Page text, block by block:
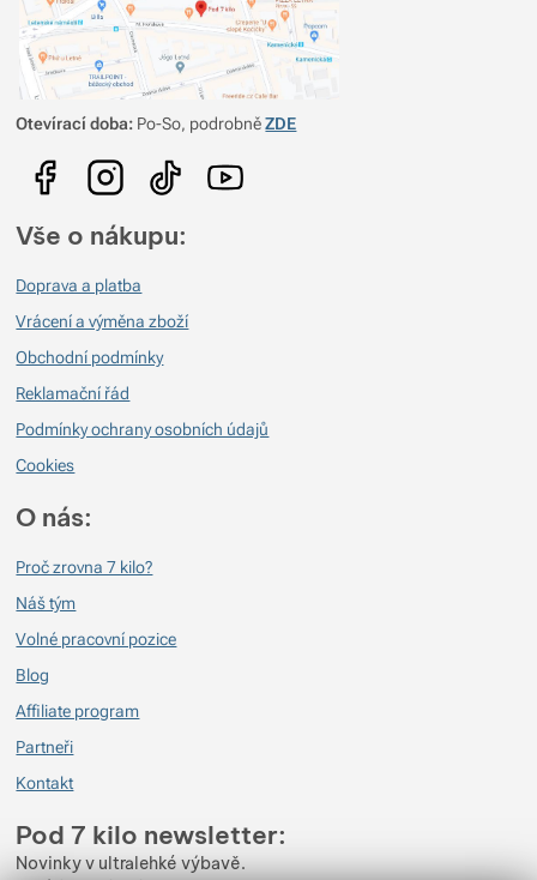
Otevírací doba: Po-So, podrobněZDE
Vše o nákupu:
Doprava a platba
Vrácení a výměna zboží
Obchodní podmínky
Reklamační řád
Podmínky ochrany osobních údajů
Cookies
O nás:
Proč zrovna 7 kilo?
Náš tým
Volné pracovní pozice
Blog
Affiliate program
Partneři
Kontakt
Pod 7 kilo newsletter:
Novinky v ultralehké výbavě.